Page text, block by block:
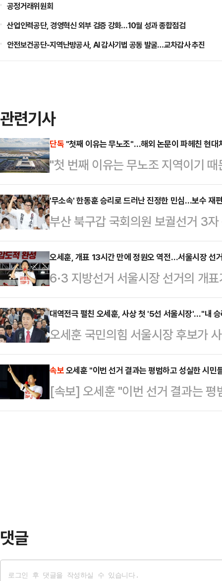
공정거래위원회
산업인력공단, 경영혁신 외부 검증 강화…10월 성과 종합점검
안전보건공단-지역난방공사, AI 감사기법 공동 발굴…교차감사 추진
관련기사
단독 "첫째 이유는 무노조"…해외 논문이 파헤친 현대
"첫 번째 이유는 무노조 지역이기
자동차그룹 메타플랜트(HMGMA)
계자의 이 발언이 최근 해외 학계의
생한 현대차 메타플랜트 관련 이민
업의 노동 구조를 다시 들여다보고
작년 9월 조지아주 엘라벨의 현대
475명을 체포했다. 한국 국적자도
프 행정부의 강경 …
'무소속' 한동훈 승리로 드러난 진정한 민심…보수 재
부산 북구갑 국회의원 보궐선거 3
거두면서 이번 결과가 향후 보수 재
고 있다. 이번 승리가 이재명 정부
국민의힘 지도부를 향한 보수층 내
분석이 나온다.한동훈 당선인은 4
상황에서 42.99%를 득표해 하정
후보를 따돌리고 당선을 확정지었
15.76%를 얻었…
오세훈, 개표 13시간 만에 정원오 역전…서울시장 선
6·3 지방선거 서울시장 선거의 개
훈 국민의힘 후보가 정원오 더불어
표 시작 13시간여 만이다.이날 중
94.12% 상황에서 오 후보가
섰다.정 후보는 48.59%(239만
하고 있다. 두 후보 간 격차는 단
야말로 초박빙 양상이다.한편, 선
대역전극 펼친 오세훈, 사상 첫 '5선 서울시장'…"내
오세훈 국민의힘 서울시장 후보가
이다. 정원오 더불어민주당 후보를
다. 오 후보는 "오세훈 개인의 승리
민의 승리다"라고 강조했다.오 후
기자회견을 열고 "서울의 미래가
속보오세훈 "이번 선거 결과는 평범하고 성실한 시민
[속보] 오세훈 "이번 선거 결과는
댓글